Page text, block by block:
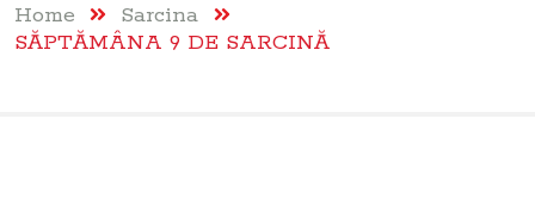
Home
Sarcina
SĂPTĂMÂNA 9 DE SARCINĂ